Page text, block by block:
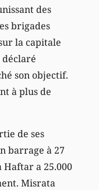
des
brigades
la capitale
déclaré
son objectif.
à plus de
de ses
barrage à 27
a 25.000
Misrata